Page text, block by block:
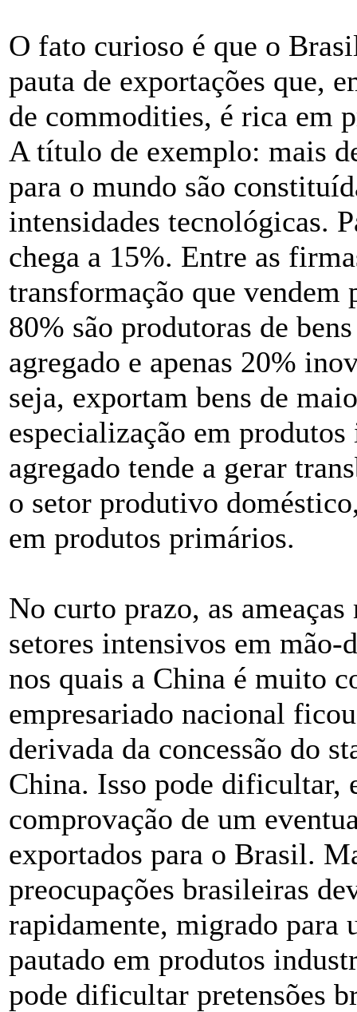
O fato curioso é que o
pauta de exportações que,
de commodities, é rica em
A título de exemplo: mais
para o mundo são
intensidades tecnológicas.
chega a 15%. Entre as
transformação que vendem
80% são produtoras de
agregado e apenas 20%
seja, exportam bens de
especialização em
agregado tende a gerar
o setor produtivo
em produtos primários.
No curto prazo, as
setores intensivos em
nos quais a China é muito
empresariado nacional
derivada da concessão do
China. Isso pode dificultar,
comprovação de um
exportados para o Brasil.
preocupações brasileiras
rapidamente, migrado para
pautado em produtos
pode dificultar pretensões